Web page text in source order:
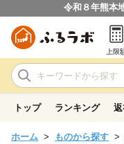
令和８年熊本
上限
トップ ランキング
ホーム ものから探す